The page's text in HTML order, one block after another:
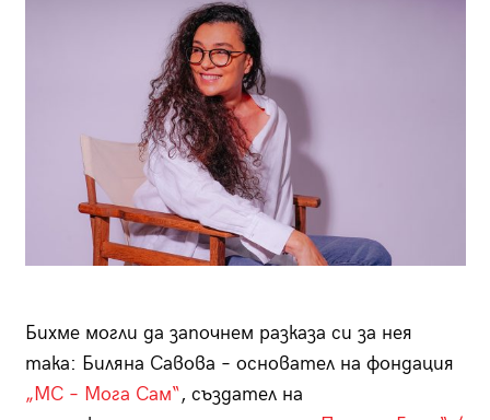
Бихме могли да започнем разказа си за нея
така: Биляна Савова – основател на фондация
„МС – Мога Сам“, създател на